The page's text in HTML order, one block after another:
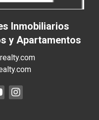
Inmobiliarios
y Apartamentos